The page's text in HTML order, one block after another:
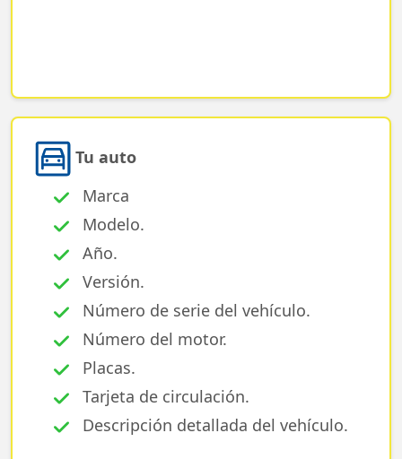
Tu auto
Marca
Modelo.
Año.
Versión.
Número de serie del vehículo.
Número del motor.
Placas.
Tarjeta de circulación.
Descripción detallada del vehículo.